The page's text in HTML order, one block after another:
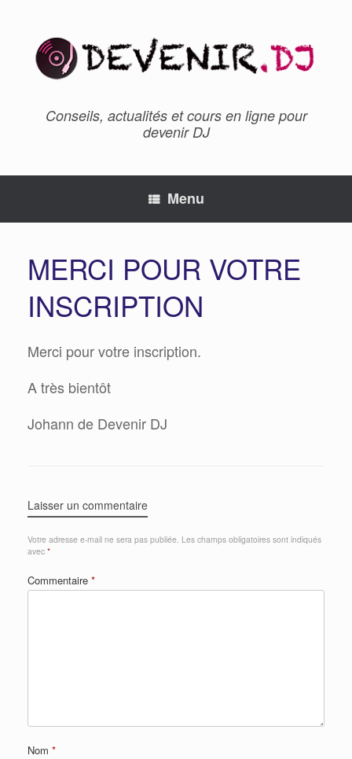
Conseils, actualités et cours en ligne pour
devenir DJ
Menu
MERCI POUR VOTRE
INSCRIPTION
Merci pour votre inscription.
A très bientôt
Johann de Devenir DJ
Laisser un commentaire
Votre adresse e-mail ne sera pas publiée. Les champs obligatoires sont indiqués
avec *
Commentaire *
Nom *